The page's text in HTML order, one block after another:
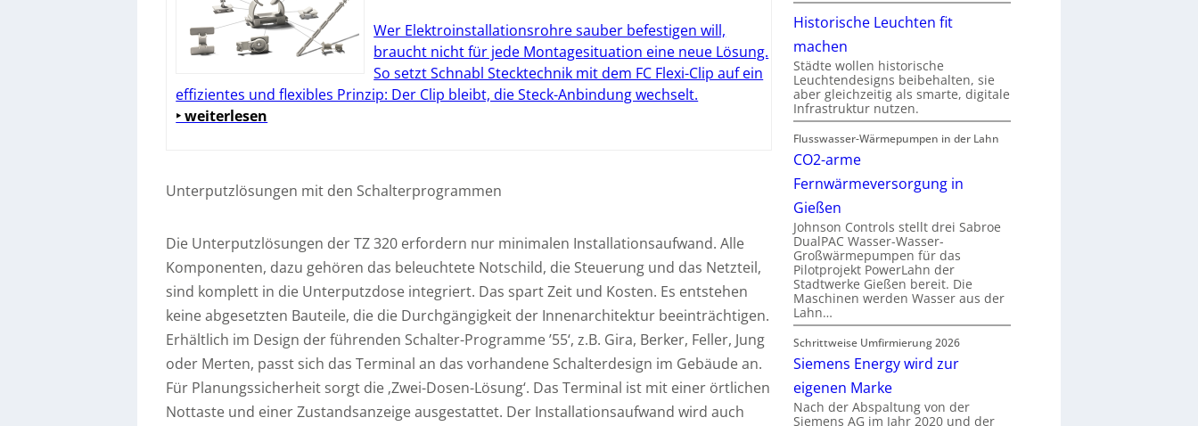
Wer Elektroinstallationsrohre sauber befestigen will,
braucht nicht für jede Montagesituation eine neue Lösung.
So setzt Schnabl Stecktechnik mit dem FC Flexi-Clip auf ein
effizientes und flexibles Prinzip: Der Clip bleibt, die Steck-Anbindung wechselt.
‣ weiterlesen
Unterputzlösungen mit den Schalterprogrammen
Die Unterputzlösungen der TZ 320 erfordern nur minimalen Installationsaufwand. Alle
Komponenten, dazu gehören das beleuchtete Notschild, die Steuerung und das Netzteil,
sind komplett in die Unterputzdose integriert. Das spart Zeit und Kosten. Es entstehen
keine abgesetzten Bauteile, die die Durchgängigkeit der Innenarchitektur beeinträchtigen.
Erhältlich im Design der führenden Schalter-Programme ’55‘, z.B. Gira, Berker, Feller, Jung
oder Merten, passt sich das Terminal an das vorhandene Schalterdesign im Gebäude an.
Für Planungssicherheit sorgt die ‚Zwei-Dosen-Lösung‘. Das Terminal ist mit einer örtlichen
Nottaste und einer Zustandsanzeige ausgestattet. Der Installationsaufwand wird auch
Historische Leuchten fit
machen
Städte wollen historische
Leuchtendesigns beibehalten, sie
aber gleichzeitig als smarte, digitale
Infrastruktur nutzen.
Flusswasser-Wärmepumpen in der Lahn
CO2-arme
Fernwärmeversorgung in
Gießen
Johnson Controls stellt drei Sabroe
DualPAC Wasser-Wasser-
Großwärmepumpen für das
Pilotprojekt PowerLahn der
Stadtwerke Gießen bereit. Die
Maschinen werden Wasser aus der
Lahn…
Schrittweise Umfirmierung 2026
Siemens Energy wird zur
eigenen Marke
Nach der Abspaltung von der
Siemens AG im Jahr 2020 und der